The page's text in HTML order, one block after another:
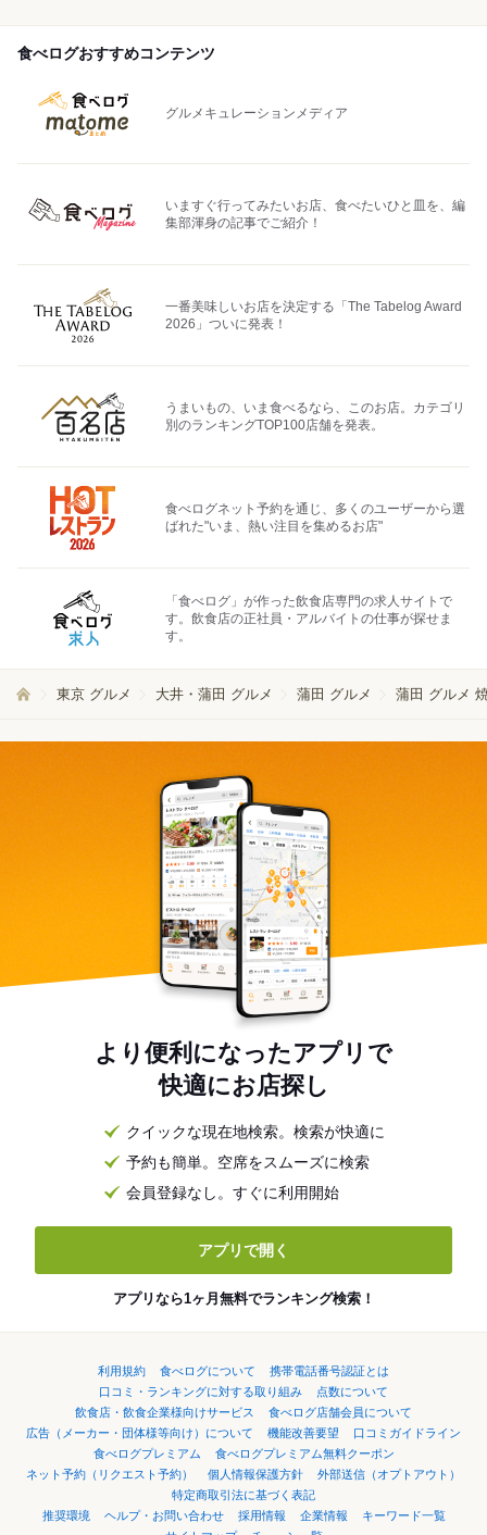
食べログおすすめコンテンツ
グルメキュレーションメディア
いますぐ行ってみたいお店、食べたいひと皿を、編
集部渾身の記事でご紹介！
一番美味しいお店を決定する「The Tabelog Award
2026」ついに発表！
うまいもの、いま食べるなら、このお店。カテゴリ
別のランキングTOP100店舗を発表。
食べログネット予約を通じ、多くのユーザーから選
ばれた"いま、熱い注目を集めるお店"
「食べログ」が作った飲食店専門の求人サイトで
す。飲食店の正社員・アルバイトの仕事が探せま
す。
東京 グルメ 大井・蒲田 グルメ 蒲田 グルメ 蒲田 グルメ
より便利になったアプリで
快適にお店探し
クイックな現在地検索。検索が快適に
予約も簡単。空席をスムーズに検索
会員登録なし。すぐに利用開始
アプリで開く
アプリなら1ヶ月無料でランキング検索！
利用規約 食べログについて
携帯電話番号認証とは
口コミ・ランキングに対する取り組み
点数について
飲食店・飲食企業様向けサービス
食べログ店舗会員について
広告（メーカー・団体様等向け）について
機能改善要望
口コミガイドライン
食べログプレミアム
食べログプレミアム無料クーポン
ネット予約（リクエスト予約）
個人情報保護方針
外部送信（オプトアウト）
特定商取引法に基づく表記
推奨環境
ヘルプ・お問い合わせ 採用情報 企業情報
キーワード一覧